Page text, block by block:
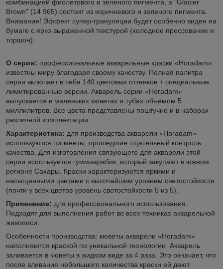
комбинацией фиолетового и зеленого пигмента, а "Glacier
Brown" (14 965) состоит из коричневого и зеленого пигмента.
Внимание! Эффект супер-грануляции будет особенно виден на
бумаге с ярко выраженной текстурой (холодное прессование и
торшон).
О серии: профессиональные акварельные краски «Horadam»
известны миру благодаря своему качеству. Полная палитра
серии включает в себя 140 цветовых оттенков + специальные
лимитированные версии. Акварель серии «Horadam»
выпускается в маленьких кюветах и тубах объёмом 5
миллилитров. Все цвета представлены поштучно и в наборах
различной комплектации.
Характеристика: для производства акварели «Horadam»
используются пигменты, прошедшие тщательный контроль
качества. Для изготовления связующего для акварели этой
серии используется гуммиарабик, который закупают в южном
регионе Сахары. Краски характеризуются яркими и
насыщенными цветами с высочайшим уровнем светостойкости
(почти у всех цветов уровень светостойкости 5 из 5).
Применение: для профессионального использования.
Подходят для выполнения работ во всех техниках акварельной
живописи.
Особенности производства: кюветы акварели «Horadam»
наполняются краской по уникальной технологии. Акварель
заливается в кюветы в жидком виде за 4 раза. Это означает, что
после вливания небольшого количества краски ей дают